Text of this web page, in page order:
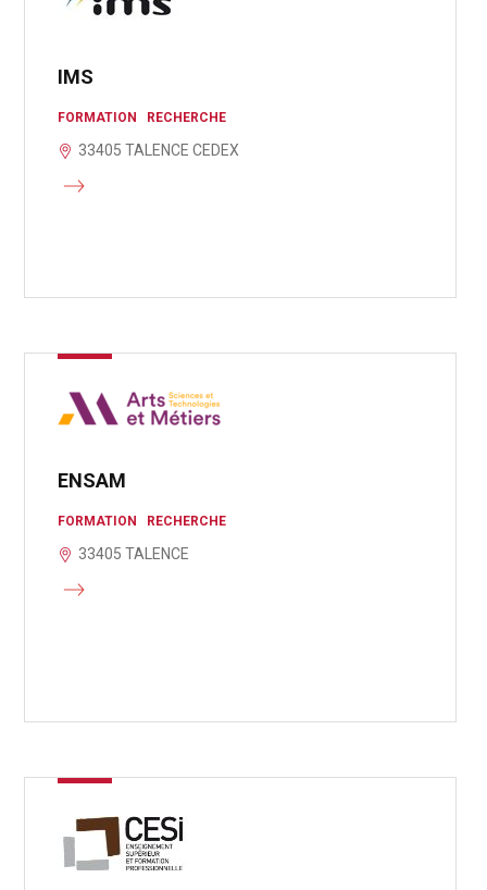
IMS
FORMATION RECHERCHE
33405 TALENCE CEDEX
ENSAM
FORMATION RECHERCHE
33405 TALENCE